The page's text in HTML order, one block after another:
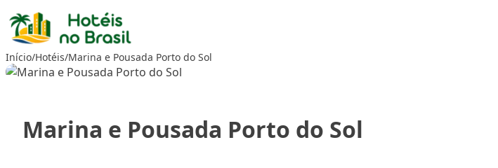
Ir
para
conteúdo
Início/Hotéis/Marina e Pousada Porto do Sol
Marina e Pousada Porto do Sol